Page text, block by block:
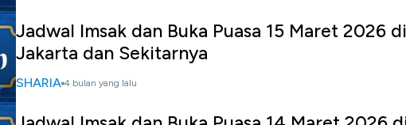
Jadwal Imsak dan Buka Puasa 15 Maret 2026 di
Jakarta dan Sekitarnya
SHARIA 4 bulan yang lalu